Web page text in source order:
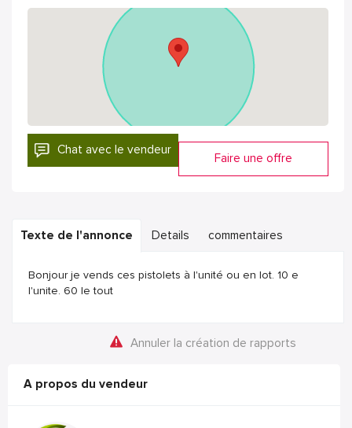
Chat avec le vendeur
Faire une offre
Texte de l'annonce Details commentaires
Bonjour je vends ces pistolets à l'unité ou en lot. 10 e
l'unite. 60 le tout
Annuler la création de rapports
A propos du vendeur